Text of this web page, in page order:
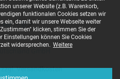
unserer Website (z.B. Warenkorb,
funktionalen Cookies setzen wir
ein, damit wir unsere Webseite weiter
klicken, stimmen Sie der
Einstellungen können Sie Cookies
widersprechen. Weitere
Versandkosten